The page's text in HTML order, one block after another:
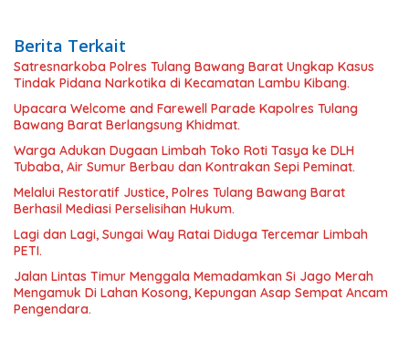
Berita Terkait
Satresnarkoba Polres Tulang Bawang Barat Ungkap Kasus
Tindak Pidana Narkotika di Kecamatan Lambu Kibang.
Upacara Welcome and Farewell Parade Kapolres Tulang
Bawang Barat Berlangsung Khidmat.
Warga Adukan Dugaan Limbah Toko Roti Tasya ke DLH
Tubaba, Air Sumur Berbau dan Kontrakan Sepi Peminat.
Melalui Restoratif Justice, Polres Tulang Bawang Barat
Berhasil Mediasi Perselisihan Hukum.
Lagi dan Lagi, Sungai Way Ratai Diduga Tercemar Limbah
PETI.
Jalan Lintas Timur Menggala Memadamkan Si Jago Merah
Mengamuk Di Lahan Kosong, Kepungan Asap Sempat Ancam
Pengendara.